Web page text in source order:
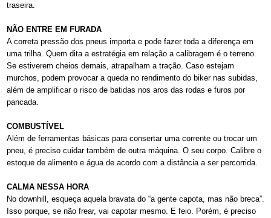
traseira.
NÃO ENTRE EM FURADA
A correta pressão dos pneus importa e pode fazer toda a diferença em
uma trilha. Quem dita a estratégia em relação a calibragem é o terreno.
Se estiverem cheios demais, atrapalham a tração. Caso estejam
murchos, podem provocar a queda no rendimento do biker nas subidas,
além de amplificar o risco de batidas nos aros das rodas e furos por
pancada.
COMBUSTÍVEL
Além de ferramentas básicas para consertar uma corrente ou trocar um
pneu, é preciso cuidar também de outra máquina. O seu corpo. Calibre o
estoque de alimento e água de acordo com a distância a ser percorrida.
CALMA NESSA HORA
No downhill, esqueça aquela bravata do “a gente capota, mas não breca”.
Isso porque, se não frear, vai capotar mesmo. E feio. Porém, é preciso